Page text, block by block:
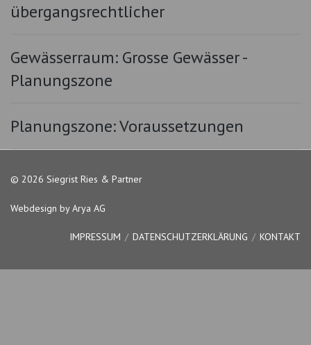
übergangsrechtlicher
Gewässerraum: Grosse Gewässer -
Planungszone
Planungszone: Voraussetzungen
© 2026 Siegrist Ries & Partner
Webdesign by Arya AG
IMPRESSUM DATENSCHUTZERKLÄRUNG KONTAKT